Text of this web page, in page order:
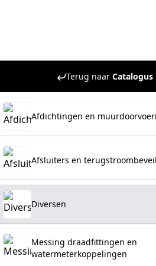
Terug naar Catalogus
Afdichtingen en
Afsluiters en
Diversen
Messing draadfittingen en
watermeterkoppelingen